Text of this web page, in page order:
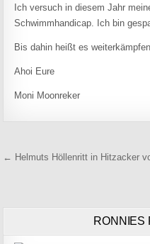
Ich versuch in diesem Jahr
Schwimmhandicap. Ich bin
Bis dahin heißt es
Ahoi Eure
Moni Moonreker
← Helmuts Höllenritt in Hitzacker
RONNIES